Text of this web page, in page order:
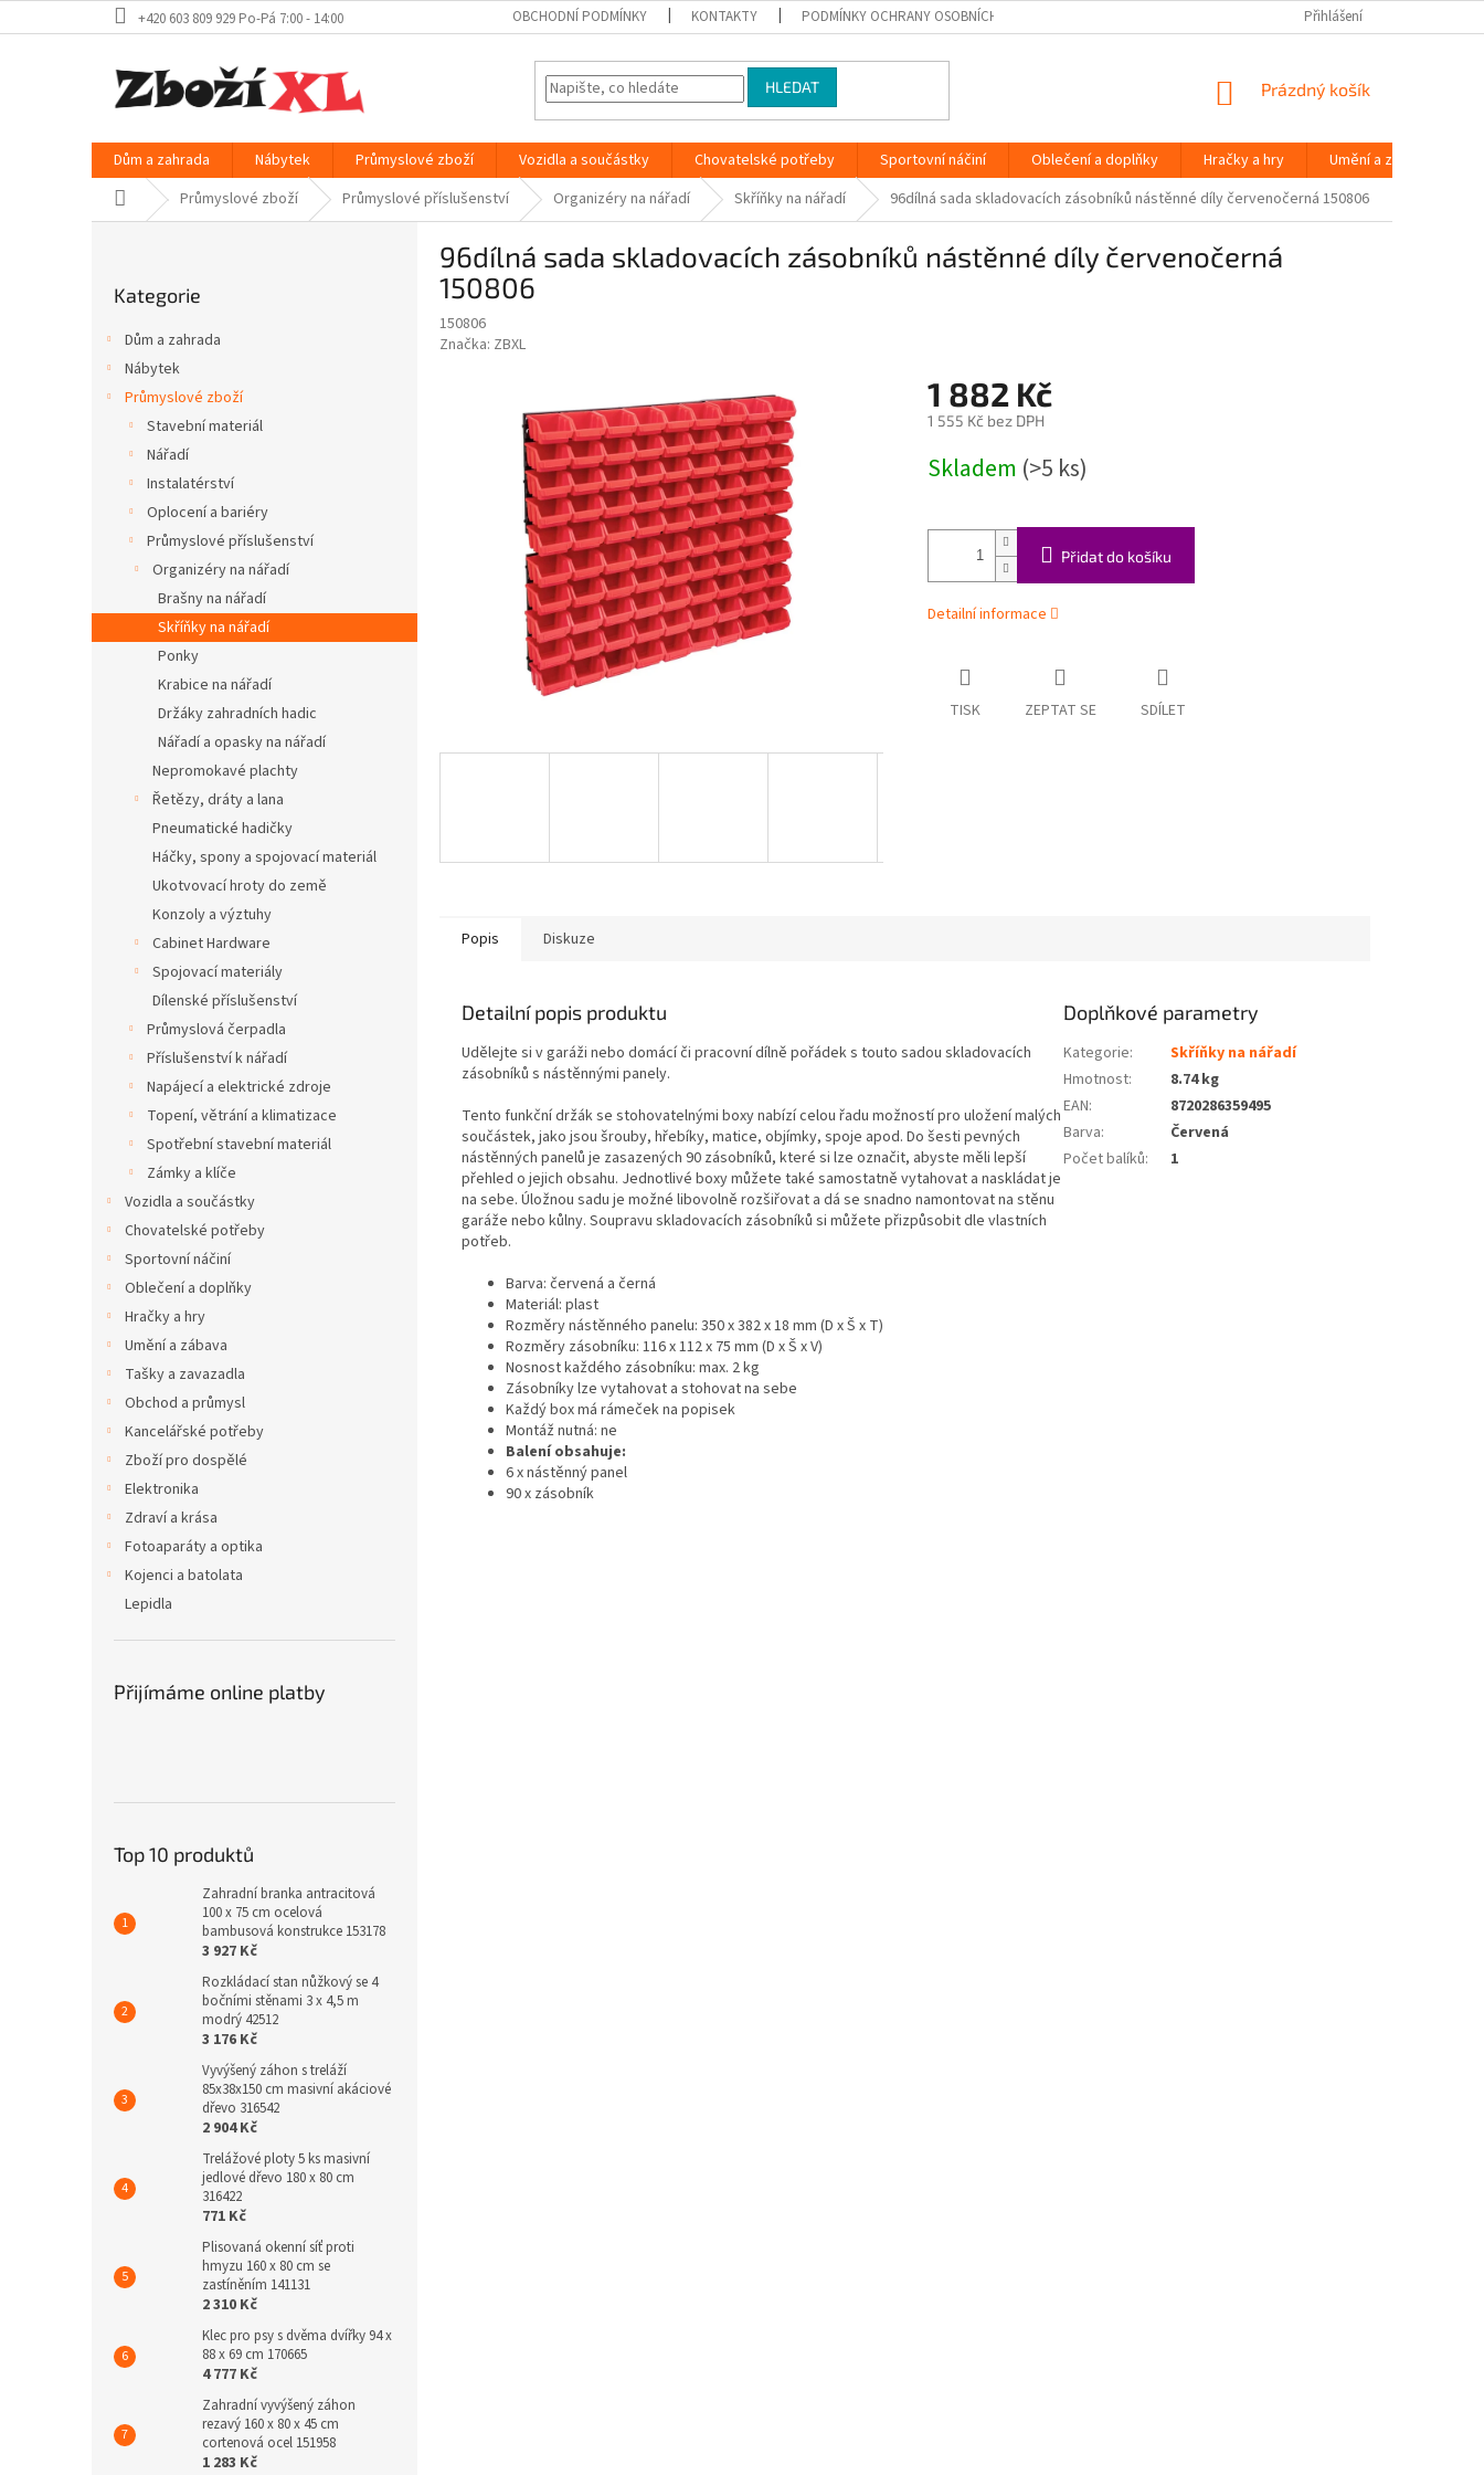
na
+420 603 809 929 Po-Pá 7:00 - 14:00 OBCHODNÍ PODMÍNKY KONTAKTY PODMÍNKY OCHRANY OSOBNÍCH ÚDAJŮ Přihlášení
HLEDAT
NÁKUPNÍ
Prázdný košík
Dům a zahrada Nábytek Průmyslové zboží Vozidla a součástky Chovatelské potřeby Sportovní náčiní Oblečení a doplňky Hračky a hry Umění a zábava
Domů Průmyslové zboží Průmyslové příslušenství Organizéry na nářadí Skříňky na nářadí 96dílná sada skladovacích zásobníků nástěnné díly červenočerná 150806
kategorie
Kategorie
Dům a zahrada
Nábytek
Průmyslové zboží
Stavební materiál
Nářadí
Instalatérství
Oplocení a bariéry
Průmyslové příslušenství
Organizéry na nářadí
Brašny na nářadí
Skříňky na nářadí
Ponky
Krabice na nářadí
Držáky zahradních hadic
Nářadí a opasky na nářadí
Nepromokavé plachty
Řetězy, dráty a lana
Pneumatické hadičky
Háčky, spony a spojovací materiál
Ukotvovací hroty do země
Konzoly a výztuhy
Cabinet Hardware
Spojovací materiály
Dílenské příslušenství
Průmyslová čerpadla
Příslušenství k nářadí
Napájecí a elektrické zdroje
Topení, větrání a klimatizace
Spotřební stavební materiál
Zámky a klíče
Vozidla a součástky
Chovatelské potřeby
Sportovní náčiní
Oblečení a doplňky
Hračky a hry
Umění a zábava
Tašky a zavazadla
Obchod a průmysl
Kancelářské potřeby
Zboží pro dospělé
Elektronika
Zdraví a krása
Fotoaparáty a optika
Kojenci a batolata
Lepidla
Přijímáme online platby
Top 10 produktů
Zahradní branka antracitová
100 x 75 cm ocelová
bambusová konstrukce 153178
3 927 Kč
Rozkládací stan nůžkový se 4
bočními stěnami 3 x 4,5 m
modrý 42512
3 176 Kč
Vyvýšený záhon s treláží
85x38x150 cm masivní akáciové
dřevo 316542
2 904 Kč
Trelážové ploty 5 ks masivní
jedlové dřevo 180 x 80 cm
316422
771 Kč
Plisovaná okenní síť proti
hmyzu 160 x 80 cm se
zastíněním 141131
2 310 Kč
Klec pro psy s dvěma dvířky 94 x
88 x 69 cm 170665
4 777 Kč
Zahradní vyvýšený záhon
rezavý 160 x 80 x 45 cm
cortenová ocel 151958
1 283 Kč
96dílná sada skladovacích zásobníků nástěnné díly červenočerná
150806
150806
Značka: ZBXL
1 882 Kč
1 555 Kč bez DPH
cena:
Skladem (>5 ks)
Přidat do košíku
Detailní informace
TISK ZEPTAT SE SDÍLET
Popis Diskuze
Detailní popis produktu
Udělejte si v garáži nebo domácí či pracovní dílně pořádek s touto sadou skladovacích
zásobníků s nástěnnými panely.
Tento funkční držák se stohovatelnými boxy nabízí celou řadu možností pro uložení malých
součástek, jako jsou šrouby, hřebíky, matice, objímky, spoje apod. Do šesti pevných
nástěnných panelů je zasazených 90 zásobníků, které si lze označit, abyste měli lepší
přehled o jejich obsahu. Jednotlivé boxy můžete také samostatně vytahovat a naskládat je
na sebe. Úložnou sadu je možné libovolně rozšiřovat a dá se snadno namontovat na stěnu
garáže nebo kůlny. Soupravu skladovacích zásobníků si můžete přizpůsobit dle vlastních
potřeb.
Barva: červená a černá
Materiál: plast
Rozměry nástěnného panelu: 350 x 382 x 18 mm (D x Š x T)
Rozměry zásobníku: 116 x 112 x 75 mm (D x Š x V)
Nosnost každého zásobníku: max. 2 kg
Zásobníky lze vytahovat a stohovat na sebe
Každý box má rámeček na popisek
Montáž nutná: ne
Balení obsahuje:
6 x nástěnný panel
90 x zásobník
Doplňkové parametry
Kategorie:
Skříňky na nářadí
Hmotnost:
8.74 kg
EAN:
8720286359495
Barva:
Červená
Počet balíků: 1